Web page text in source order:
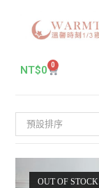
NT$0 0
預設排序
OUT OF STOCK